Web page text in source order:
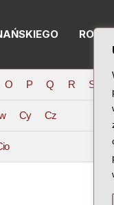
O P Q R S
Cy Cz